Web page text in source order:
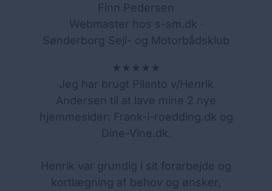
Finn Pedersen
Webmaster hos s-sm.dk ·
Sønderborg Sejl- og Motorbådsklub
★★★★★
Jeg har brugt Pilanto v/Henrik
Andersen til at lave mine 2 nye
hjemmesider: Frank-i-roedding.dk og
Dine-Vine.dk.
Henrik var grundig i sit forarbejde og
kortlægning af behov og ønsker,